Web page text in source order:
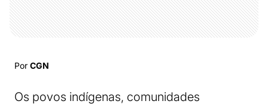
Por CGN
Os povos indígenas, comunidades